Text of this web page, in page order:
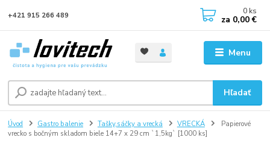
Menu
Hľadať
+421 915 266 489 0 ks
za 0,00 €
Úvod Gastro balenie Tašky,sáčky a vrecká VRECKÁ
Papierové
vrecko s bočným skladom biele 14+7 x 29 cm `1,5kg` [1000 ks]